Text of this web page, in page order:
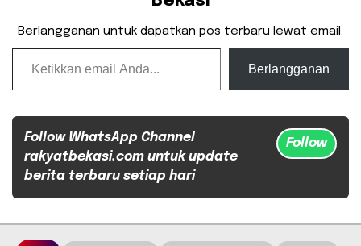
Berlangganan untuk dapatkan pos terbaru lewat email.
Ketikkan email Anda...
Berlangganan
Follow WhatsApp Channel
rakyatbekasi.com untuk update
berita terbaru setiap hari
Follow